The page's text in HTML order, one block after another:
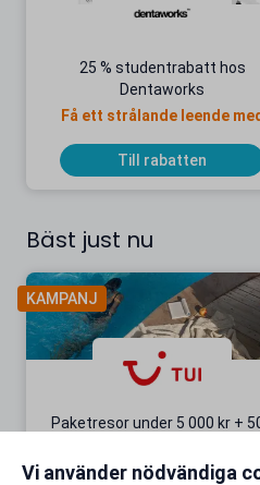
25 % studentrabatt hos
Dentaworks
Få ett strålande leende med
Till rabatten
Bäst just nu
KAMPANJ
Paketresor under 5 000 kr +
Gäller även på redan
Vi använder nödvändiga